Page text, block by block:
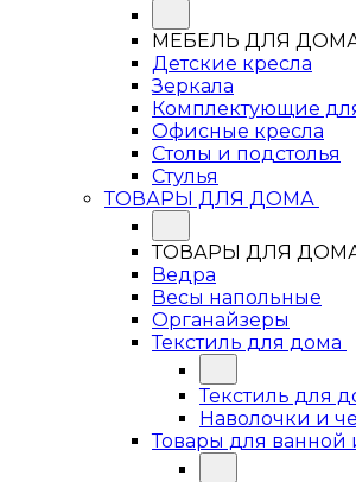
МЕБЕЛЬ ДЛЯ
Детские кресла
Зеркала
Комплектующие
Офисные кресла
Столы и подстолья
Стулья
ТОВАРЫ ДЛЯ ДОМА
ТОВАРЫ ДЛЯ
Ведра
Весы напольные
Органайзеры
Текстиль для дома
Текстиль для
Наволочки и
Товары для ванной